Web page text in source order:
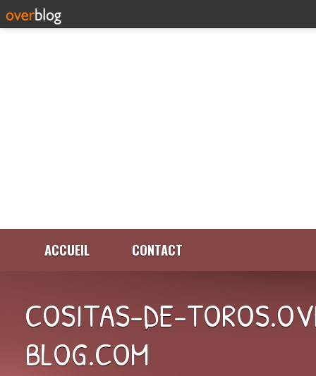
ACCUEIL CONTACT
COSITAS-DE-
BLOG.COM